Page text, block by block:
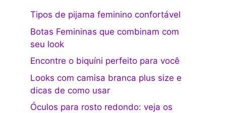
Tipos de pijama feminino confortável
Botas Femininas que combinam com
seu look
Encontre o biquíni perfeito para você
Looks com camisa branca plus size e
dicas de como usar
Óculos para rosto redondo: veja os